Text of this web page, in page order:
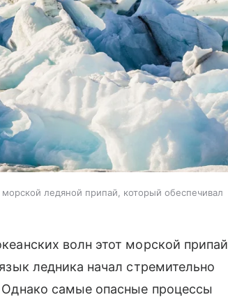
ледяной припай, который обеспечивал
волн этот морской припай
ледника начал стремительно
самые опасные процессы